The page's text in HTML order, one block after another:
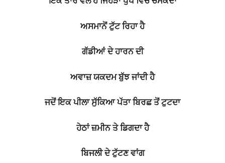
ਅਸਮਾਨੋਂ ਟੁੱਟ ਰਿਹਾ ਹੈ
ਗੱਡੀਆਂ ਦੇ ਹਾਰਨ ਦੀ
ਅਵਾਜ਼ ਯਕਦਮ ਬੁੱਝ ਜਾਂਦੀ ਹੈ
ਜਦੋਂ ਇਕ ਪੀਲਾ ਸੁੱਕਿਆ ਪੱਤਾ ਬਿਰਛ ਤੋਂ ਟੁਟਦਾ
ਹੇਠਾਂ ਜ਼ਮੀਨ ਤੇ ਡਿਗਦਾ ਹੈ
ਬਿਜਲੀ ਦੇ ਟੁੱਟਣ ਵਾਂਗ